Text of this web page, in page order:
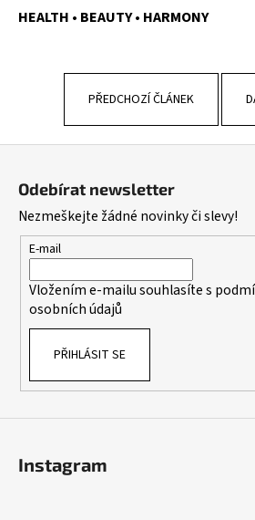
HEALTH • BEAUTY • HARMONY
PŘEDCHOZÍ ČLÁNEK
Odebírat newsletter
Nezmeškejte žádné novinky či slevy!
E-mail
Vložením e-mailu souhlasíte s
osobních údajů
PŘIHLÁSIT SE
Instagram